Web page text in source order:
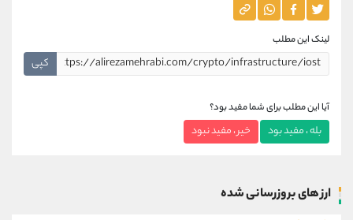
لینک این مطلب
کپی
آیا این مطلب برای شما مفید بود؟
بله ، مفید بود خیر ، مفید نبود
ارز های بروزرسانی شده